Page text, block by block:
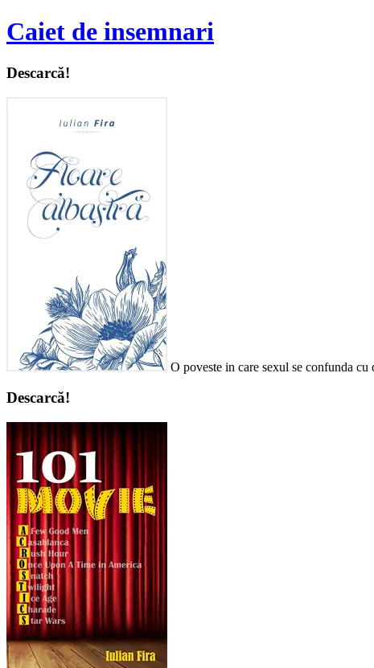
Caiet de insemnari
Descarcă!
O poveste in care sexul se confunda
Descarcă!